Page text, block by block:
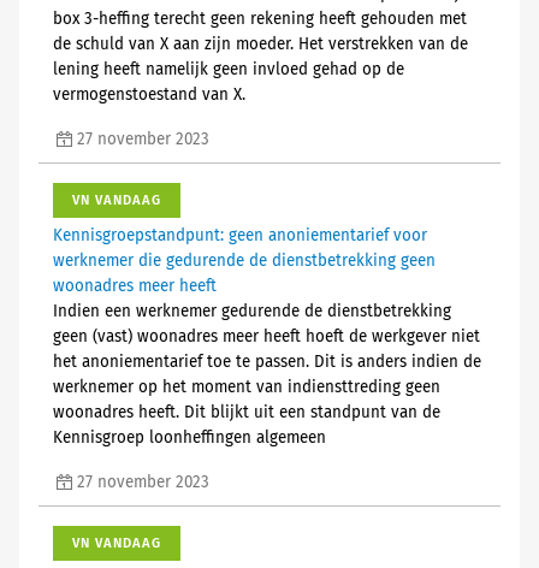
box 3-heffing terecht geen rekening heeft gehouden met
de schuld van X aan zijn moeder. Het verstrekken van de
lening heeft namelijk geen invloed gehad op de
vermogenstoestand van X.
27 november 2023
VN VANDAAG
Kennisgroepstandpunt: geen anoniementarief voor
werknemer die gedurende de dienstbetrekking geen
woonadres meer heeft
Indien een werknemer gedurende de dienstbetrekking
geen (vast) woonadres meer heeft hoeft de werkgever niet
het anoniementarief toe te passen. Dit is anders indien de
werknemer op het moment van indiensttreding geen
woonadres heeft. Dit blijkt uit een standpunt van de
Kennisgroep loonheffingen algemeen
27 november 2023
VN VANDAAG